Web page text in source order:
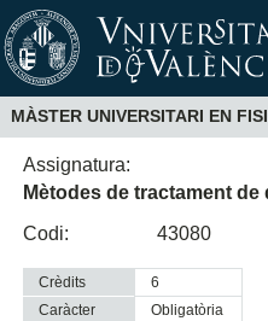
MÀSTER UNIVERSITARI EN
Assignatura:
Mètodes de tractament
Codi:
43080
Crèdits
6
Caràcter
obligatòria